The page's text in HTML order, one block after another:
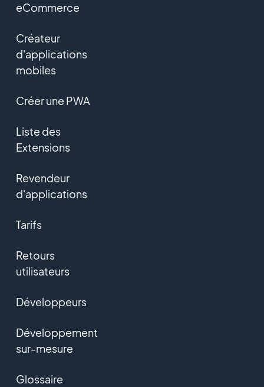
eCommerce
Créateur
d'applications
mobiles
Créer une PWA
Liste des
Extensions
Revendeur
d'applications
Tarifs
Retours
utilisateurs
Développeurs
Développement
sur-mesure
Glossaire